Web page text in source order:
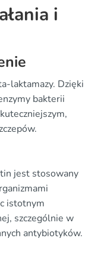
i
laktamazy. Dzięki
bakterii
jest stosowany
istotnym
szczególnie w
antybiotyków.